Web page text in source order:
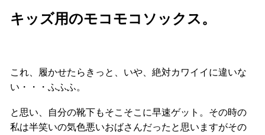
キッズ用のモコモコソックス。
これ、履かせたらきっと、いや、絶対カワイイに違いな
い・・・ふふふ。
と思い、自分の靴下もそこそこに早速ゲット。その時の
私は半笑いの気色悪いおばさんだったと思いますがその